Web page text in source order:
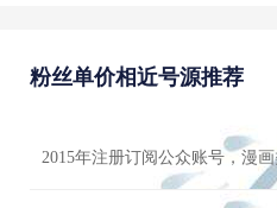
粉丝单价相近号源推荐